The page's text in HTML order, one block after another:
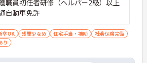
職員初任者研修（ヘルパー2級）以上
自動車免許
卒OK 残業少なめ 住宅手当・補助
社会保険完備
り